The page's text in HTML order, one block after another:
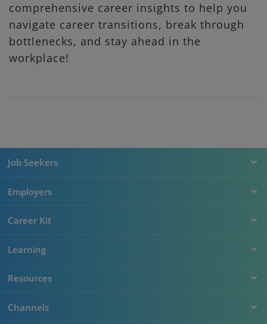
comprehensive career insights to help you
navigate career transitions, break through
bottlenecks, and stay ahead in the
workplace!
Job Seekers
Employers
Career Kit
Learning
Resources
Channels